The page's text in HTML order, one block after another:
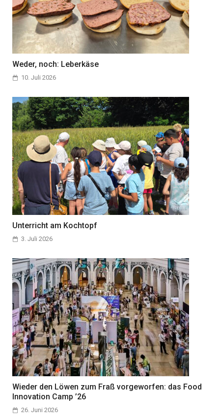
Weder, noch: Leberkäse
10. Juli 2026
Unterricht am Kochtopf
3. Juli 2026
Wieder den Löwen zum Fraß vorgeworfen: das Food
Innovation Camp ’26
26. Juni 2026